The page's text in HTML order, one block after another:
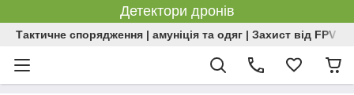
Детектори дронів
Тактичне спорядження | амуніція та одяг | Захист від FPV |